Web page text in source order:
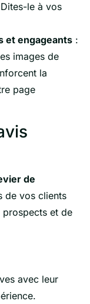
le à vos
et engageants :
images de
la
page
de
de vos clients
prospects et de
avec leur